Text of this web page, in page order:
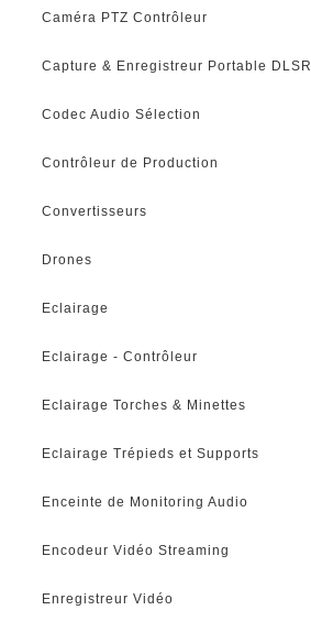
Caméra PTZ Contrôleur
Capture & Enregistreur Portable DLSR
Codec Audio Sélection
Contrôleur de Production
Convertisseurs
Drones
Eclairage
Eclairage - Contrôleur
Eclairage Torches & Minettes
Eclairage Trépieds et Supports
Enceinte de Monitoring Audio
Encodeur Vidéo Streaming
Enregistreur Vidéo